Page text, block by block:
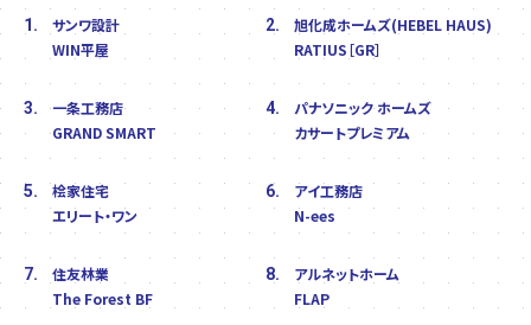
1.
サンワ設計
WIN平屋
2.
旭化成ホームズ(HEBEL HAUS)
RATIUS［GR］
3.
一条工務店
GRAND SMART
4.
パナソニック ホームズ
カサートプレミアム
5.
桧家住宅
エリート・ワン
6.
アイ工務店
N-ees
7.
住友林業
The Forest BF
8.
アルネットホーム
FLAP